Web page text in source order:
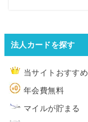
法人カードを探す
当サイトおすすめ
年会費無料
マイルが貯まる